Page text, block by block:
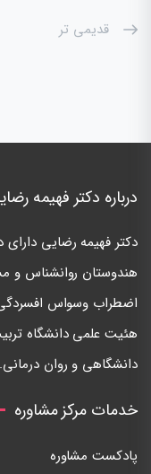
قدیمی تر
درباره دکتر فهیمه
دكتر فهيمه رضايی
هندوستان روانشناس و
اضطراب وسواس
دانشگاهی و روان درمانی.
خدمات مرکز مشاوره
پادکست مشاوره